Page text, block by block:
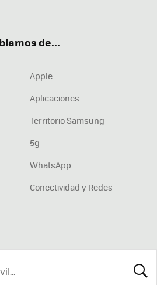
de...
Apple
Aplicaciones
Territorio Samsung
5g
WhatsApp
Conectividad y Redes